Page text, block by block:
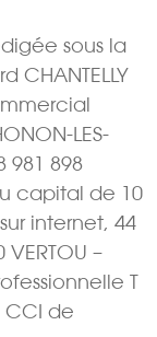
sous la
CHANTELLY
LES-
981 898
capital de 10
internet, 44
–
T
CCI de